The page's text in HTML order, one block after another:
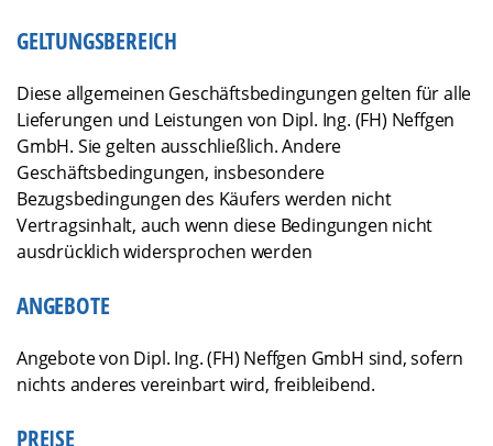
GELTUNGSBEREICH
Diese allgemeinen Geschäftsbedingungen gelten für alle
Lieferungen und Leistungen von Dipl. Ing. (FH) Neffgen
GmbH. Sie gelten ausschließlich. Andere
Geschäftsbedingungen, insbesondere
Bezugsbedingungen des Käufers werden nicht
Vertragsinhalt, auch wenn diese Bedingungen nicht
ausdrücklich widersprochen werden
ANGEBOTE
Angebote von Dipl. Ing. (FH) Neffgen GmbH sind, sofern
nichts anderes vereinbart wird, freibleibend.
PREISE